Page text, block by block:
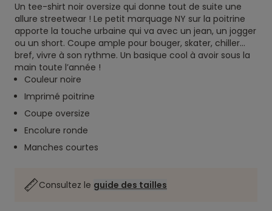
Un tee-shirt noir oversize qui donne tout de suite une
allure streetwear ! Le petit marquage NY sur la poitrine
apporte la touche urbaine qui va avec un jean, un jogger
ou un short. Coupe ample pour bouger, skater, chiller…
bref, vivre à son rythme. Un basique cool à avoir sous la
main toute l’année !
Couleur noire
Imprimé poitrine
Coupe oversize
Encolure ronde
Manches courtes
Consultez le guide des tailles